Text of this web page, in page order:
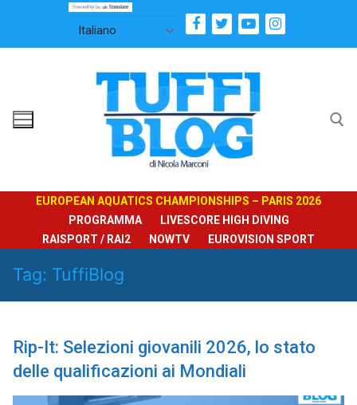
contenuto
EUROPEAN AQUATICS CHAMPIONSHIPS – PARIS 2026
PROGRAMMA
LIVESCORE HIGH DIVING
RAISPORT / RAI2
NOWTV EUROVISION SPORT
Tag: TuffiBlog
Rip-It: Selezioni giovanili 2026, lo stato
delle qualificazioni ai Mondiali